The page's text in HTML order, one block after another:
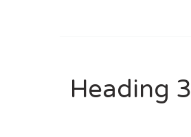
Heading 3